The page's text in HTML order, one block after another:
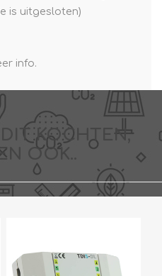
is uitgesloten)
info.
KOCHTEN,
OOK..